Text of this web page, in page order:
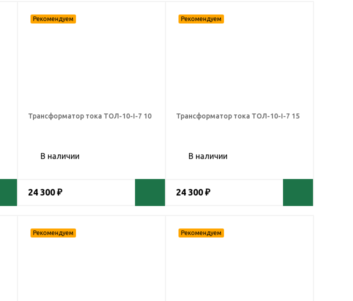
Трансформатор тока ТОЛ-10-I-7 10
В наличии
24 300 ₽
Трансформатор тока ТОЛ-10-I-7 15
В наличии
24 300 ₽